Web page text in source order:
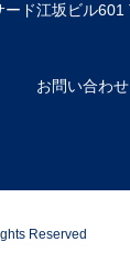
ード江坂ビル601
お問い合わせ
Reserved